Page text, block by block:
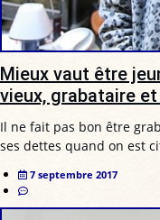
Mieux vaut être
vieux, grabataire
Il ne fait pas bon être
ses dettes quand on est
7 septembre 2017